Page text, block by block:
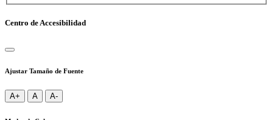
Centro de Accesibilidad
Ajustar Tamaño de Fuente
A+ A A-